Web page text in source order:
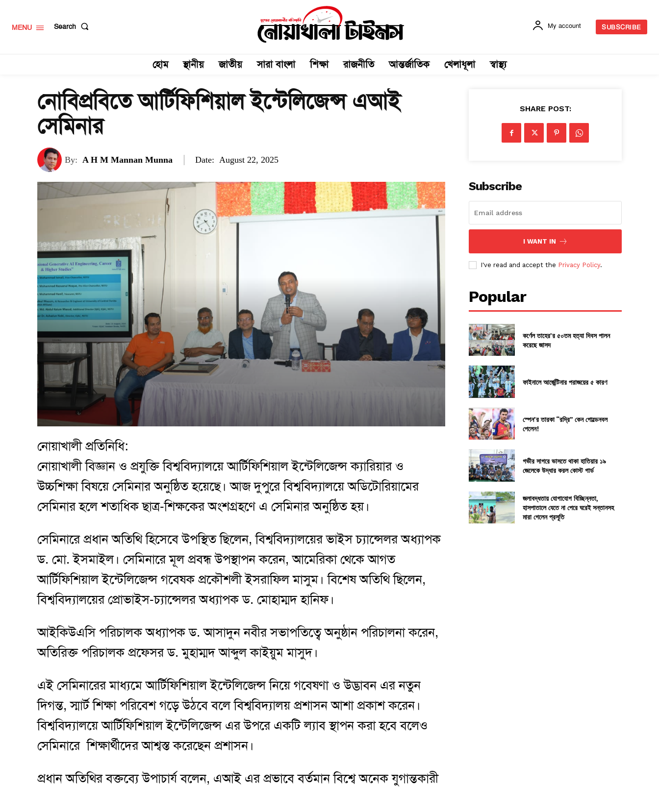
MENU Search My account SUBSCRIBE
হোম স্থানীয় জাতীয় সারা বাংলা শিক্ষা রাজনীতি আন্তর্জাতিক খেলাধূলা স্বাস্থ্য
নোবিপ্রবিতে আর্টিফিশিয়াল ইন্টেলিজেন্স এআই
সেমিনার
By: A H M Mannan Munna Date: August 22, 2025
নোয়াখালী প্রতিনিধি:
নোয়াখালী বিজ্ঞান ও প্রযুক্তি বিশ্ববিদ্যালয়ে আর্টিফিশিয়াল ইন্টেলিজেন্স ক্যারিয়ার ও
উচ্চশিক্ষা বিষয়ে সেমিনার অনুষ্ঠিত হয়েছে। আজ দুপুরে বিশ্ববিদ্যালয়ে অডিটোরিয়ামের
সেমিনার হলে শতাধিক ছাত্র-শিক্ষকের অংশগ্রহণে এ সেমিনার অনুষ্ঠিত হয়।
সেমিনারে প্রধান অতিথি হিসেবে উপস্থিত ছিলেন, বিশ্ববিদ্যালয়ের ভাইস চ্যান্সেলর অধ্যাপক
ড. মো. ইসমাইল। সেমিনারে মূল প্রবন্ধ উপস্থাপন করেন, আমেরিকা থেকে আগত
আর্টিফিশিয়াল ইন্টেলিজেন্স গবেষক প্রকৌশলী ইসরাফিল মাসুম। বিশেষ অতিথি ছিলেন,
বিশ্ববিদ্যালয়ের প্রোভাইস-চ্যান্সেলর অধ্যাপক ড. মোহাম্মদ হানিফ।
আইকিউএসি পরিচালক অধ্যাপক ড. আসাদুন নবীর সভাপতিত্বে অনুষ্ঠান পরিচালনা করেন,
অতিরিক্ত পরিচালক প্রফেসর ড. মুহাম্মদ আব্দুল কাইয়ুম মাসুদ।
এই সেমিনারের মাধ্যমে আর্টিফিশিয়াল ইন্টেলিজেন্স নিয়ে গবেষণা ও উদ্ভাবন এর নতুন
দিগন্ত, স্মার্ট শিক্ষা পরিবেশ গড়ে উঠবে বলে বিশ্ববিদ্যালয় প্রশাসন আশা প্রকাশ করেন।
বিশ্ববিদ্যালয়ে আর্টিফিশিয়াল ইন্টেলিজেন্স এর উপরে একটি ল্যাব স্থাপন করা হবে বলেও
সেমিনারে শিক্ষার্থীদের আশ্বস্ত করেছেন প্রশাসন।
প্রধান অতিথির বক্তব্যে উপাচার্য বলেন, এআই এর প্রভাবে বর্তমান বিশ্বে অনেক যুগান্তকারী
SHARE POST:
Subscribe
I WANT IN
I've read and accept the Privacy Policy.
Popular
কর্ণেল তাহের’র ৫০তম হত্যা দিবস পালন
করেছে জাসদ
ফাইনালে আর্জেন্টিনার পরাজয়ের ৫ কারণ
স্পেন’র তারকা “রদ্রি” কেন গোল্ডেনবল
পেলেন!
গভীর সাগরে ভাসতে থাকা হাতিয়ার ১৯
জেলেকে উদ্ধার করল কোস্ট গার্ড
জলাবদ্ধতায় যোগাযোগ বিচ্ছিন্নতা,
হাসপাতালে যেতে না পেরে ঘরেই সন্তানসহ
মারা গেলেন প্রসূতি